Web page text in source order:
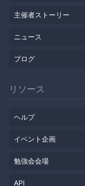
主催者ストーリー
ニュース
ブログ
リソース
ヘルプ
イベント企画
勉強会会場
API